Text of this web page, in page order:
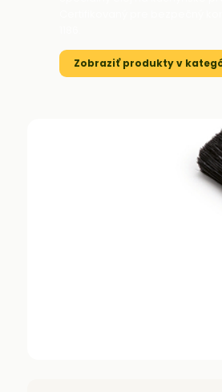
Zobraziť produkty v